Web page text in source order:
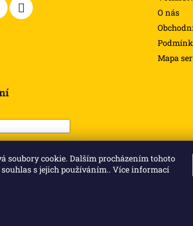
soubory cookie. Dalším procházením tohoto
s jejich používáním.. Více informací
O nás
Mapa
SE